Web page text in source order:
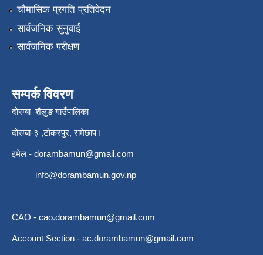
चौमासिक प्रगति प्रतिवेदन
सार्वजनिक सुनुवाई
सार्वजनिक परीक्षण
सम्पर्क विवरण
दोरम्बा शैलुङ गाउँपालिका
दोरम्बा-३ ,टोकरपुर, रामेछाप।
इमेल - dorambamun@gmail.com
info@dorambamun.gov.np
CAO - cao.dorambamun@gmail.com
Account Section - ac.dorambamun@gmail.com